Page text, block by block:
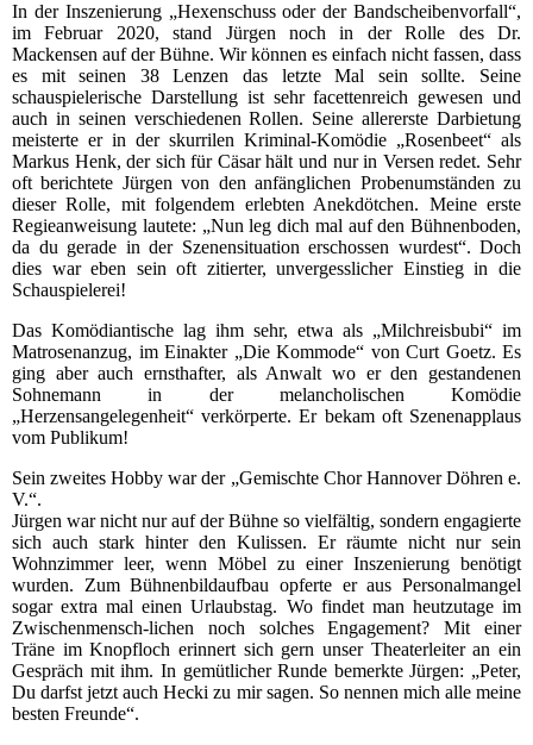
In der Inszenierung „Hexenschuss oder der Bandscheibenvorfall“,
im Februar 2020, stand Jürgen noch in der Rolle des Dr.
Mackensen auf der Bühne. Wir können es einfach nicht fassen, dass
es mit seinen 38 Lenzen das letzte Mal sein sollte. Seine
schauspielerische Darstellung ist sehr facettenreich gewesen und
auch in seinen verschiedenen Rollen. Seine allererste Darbietung
meisterte er in der skurrilen Kriminal-Komödie „Rosenbeet“ als
Markus Henk, der sich für Cäsar hält und nur in Versen redet. Sehr
oft berichtete Jürgen von den anfänglichen Probenumständen zu
dieser Rolle, mit folgendem erlebten Anekdötchen. Meine erste
Regieanweisung lautete: „Nun leg dich mal auf den Bühnenboden,
da du gerade in der Szenensituation erschossen wurdest“. Doch
dies war eben sein oft zitierter, unvergesslicher Einstieg in die
Schauspielerei!
Das Komödiantische lag ihm sehr, etwa als „Milchreisbubi“ im
Matrosenanzug, im Einakter „Die Kommode“ von Curt Goetz. Es
ging aber auch ernsthafter, als Anwalt wo er den gestandenen
Sohnemann in der melancholischen Komödie
„Herzensangelegenheit“ verkörperte. Er bekam oft Szenenapplaus
vom Publikum!
Sein zweites Hobby war der „Gemischte Chor Hannover Döhren e.
V.“.
Jürgen war nicht nur auf der Bühne so vielfältig, sondern engagierte
sich auch stark hinter den Kulissen. Er räumte nicht nur sein
Wohnzimmer leer, wenn Möbel zu einer Inszenierung benötigt
wurden. Zum Bühnenbildaufbau opferte er aus Personalmangel
sogar extra mal einen Urlaubstag. Wo findet man heutzutage im
Zwischenmensch-lichen noch solches Engagement? Mit einer
Träne im Knopfloch erinnert sich gern unser Theaterleiter an ein
Gespräch mit ihm. In gemütlicher Runde bemerkte Jürgen: „Peter,
Du darfst jetzt auch Hecki zu mir sagen. So nennen mich alle meine
besten Freunde“.